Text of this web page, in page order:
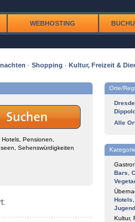
WEBHOSTING
· Shopping · Kultur, Freizeit &
Pensionen,
Sehenswürdigkeiten
:
Orte/
Alle
Bars
Hotels
Kultur,